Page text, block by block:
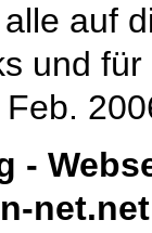
auf
und
Feb.
-
net.net